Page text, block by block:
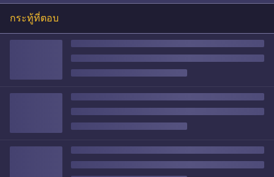
กระทู้ที่ตอบ